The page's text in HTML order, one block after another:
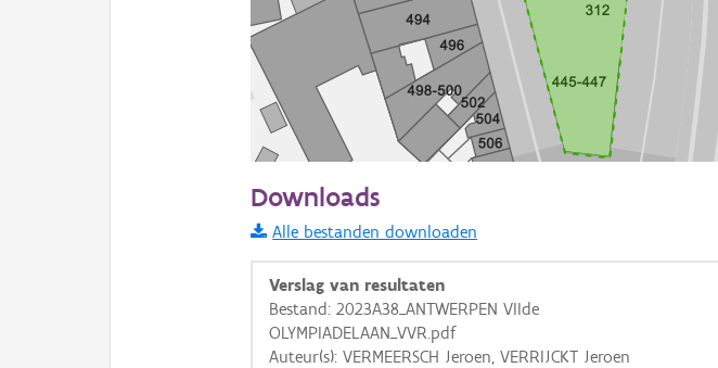
Informatie Vlaanderen
i
+ −
Downloads
Alle bestanden downloaden
Verslag van resultaten
Bestand: 2023A38_ANTWERPEN VIIde
OLYMPIADELAAN_VVR.pdf
Auteur(s): VERMEERSCH Jeroen, VERRIJCKT Jeroen